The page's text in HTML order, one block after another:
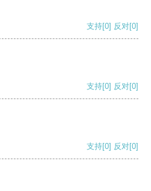
支持[0] 反对[0]
支持[0] 反对[0]
支持[0] 反对[0]